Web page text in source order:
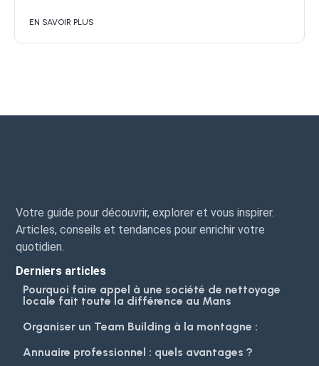
EN SAVOIR PLUS
Votre guide pour découvrir, explorer et vous inspirer.
Articles, conseils et tendances pour enrichir votre
quotidien.
Derniers articles
Pourquoi faire appel à une société de nettoyage
locale fait toute la différence au Mans
Organiser un Team Building à la montagne :
Annuaire professionnel : quels avantages ?